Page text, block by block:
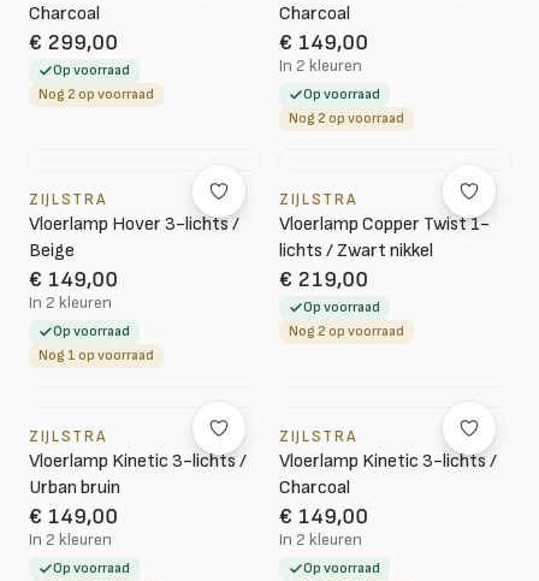
Charcoal
€ 299,00
Op voorraad
Nog 2 op voorraad
Charcoal
€ 149,00
In 2 kleuren
Op voorraad
Nog 2 op voorraad
ZIJLSTRA
Vloerlamp Hover 3-lichts /
Beige
€ 149,00
In 2 kleuren
Op voorraad
Nog 1 op voorraad
ZIJLSTRA
Vloerlamp Copper Twist 1-
lichts / Zwart nikkel
€ 219,00
Op voorraad
Nog 2 op voorraad
ZIJLSTRA
Vloerlamp Kinetic 3-lichts /
Urban bruin
€ 149,00
In 2 kleuren
Op voorraad
ZIJLSTRA
Vloerlamp Kinetic 3-lichts /
Charcoal
€ 149,00
In 2 kleuren
Op voorraad